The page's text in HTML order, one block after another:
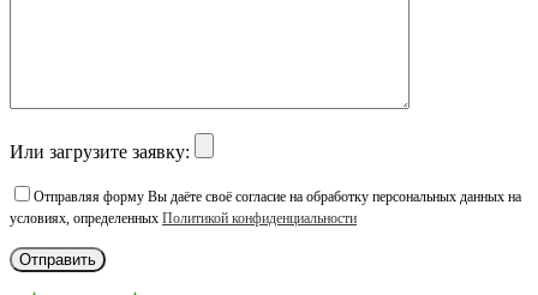
Или загрузите заявку:
Отправляя форму Вы даёте своё согласие на обработку персональных данных на
условиях, определенных Политикой конфиденциальности